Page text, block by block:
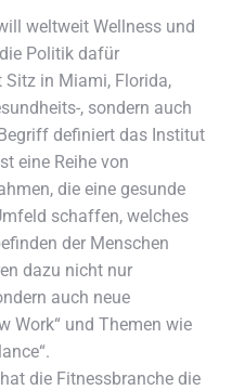
weltweit Wellness und
Politik dafür
in Miami, Florida,
, sondern auch
definiert das Institut
eine Reihe von
die eine gesunde
schaffen, welches
der Menschen
dazu nicht nur
auch neue
Work“ und Themen wie
die Fitnessbranche die